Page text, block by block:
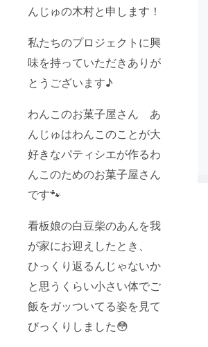
んじゅの木村と申します！
私たちのプロジェクトに興
味を持っていただきありが
とうございます♪
わんこのお菓子屋さん あ
んじゅはわんこのことが大
好きなパティシエが作るわ
んこのためのお菓子屋さん
です🐾
看板娘の白豆柴のあんを我
が家にお迎えしたとき、
ひっくり返るんじゃないか
と思うくらい小さい体でご
飯をガッついてる姿を見て
びっくりしました😳